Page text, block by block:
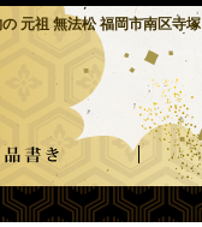
元祖 無法松 福岡市南区寺塚